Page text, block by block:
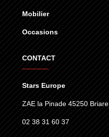
Mobilier
Occasions
CONTACT
Stars Europe
ZAE la Pinade 45250 Briare
02 38 31 60 37